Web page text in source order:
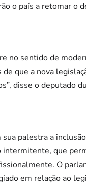
o país a retomar o
no sentido de
que a nova
disse o deputado
palestra a
intermitente, que
O
em relação ao